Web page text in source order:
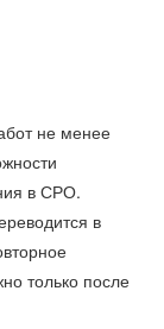
не менее
в СРО.
в
только после